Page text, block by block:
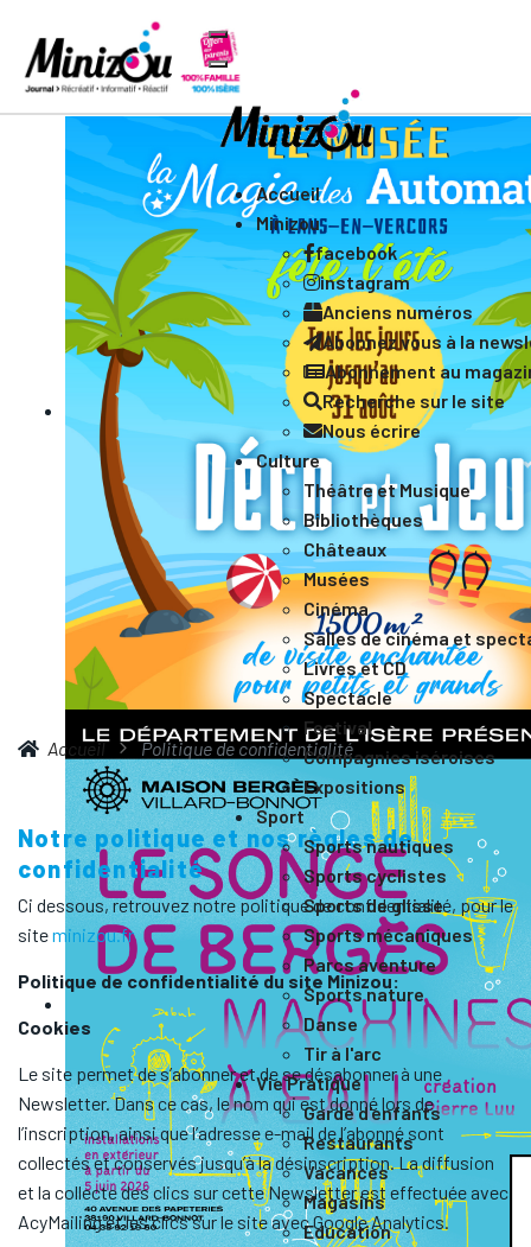
Accueil
Minizou
facebook
instagram
Anciens numéros
Abonnez vous à la
Abonnement au
Recherche sur le site
Nous écrire
Culture
Théâtre et Musique
Bibliothèques
Châteaux
Musées
Cinéma
Salles de cinéma et
Livres et CD
Spectacle
Festival
Compagnies iséroises
Expositions
Sport
Sports nautiques
Sports cyclistes
Sports de glisse
Sports mécaniques
Parcs aventure
Sports nature
Danse
Tir à l'arc
Vie Pratique
Garde d'enfants
Restaurants
Vacances
Magasins
Education
Accueil Politique de confidentialité
Notre politique et nos règles de
confidentialité
Ci dessous, retrouvez notre politique de confidentialité, pour le
siteminizou.fr
Politique de confidentialité du site Minizou:
Cookies
Le site permet de s’abonner et de se désabonner à une
Newsletter. Dans ce cas, le nom qui est donné lors de
l’inscription, ainsi que l’adresse e-mail de l’abonné sont
collectés et conservés jusqu’à la désinscription. La diffusion
et la collecte des clics sur cette Newsletter est effectuée avec
AcyMailing et les clics sur le site avec Google Analytics.